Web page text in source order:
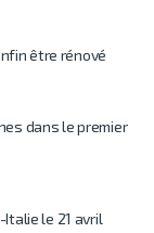
être rénové
dans le premier
le 21 avril